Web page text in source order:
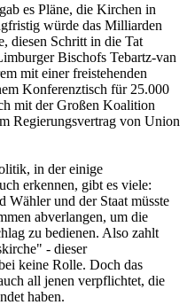
es Pläne, die Kirchen in
würde das Milliarden
diesen Schritt in die Tat
Bischofs Tebartz-van
mit einer freistehenden
Konferenztisch für 25.000
mit der Großen Koalition
Regierungsvertrag von Union
in der einige
erkennen, gibt es viele:
und der Staat müsste
abverlangen, um die
zu bedienen. Also zahlt
- dieser
keine Rolle. Doch das
all jenen verpflichtet, die
haben.